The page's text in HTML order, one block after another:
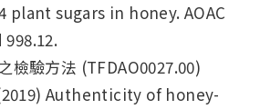
plant sugars in honey. AOAC
檢驗方法 (TFDAO0027.00)
Authenticity of honey-